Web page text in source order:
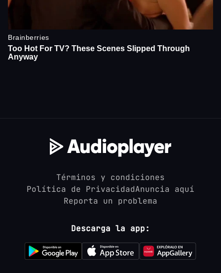
Términos y condiciones
Política de PrivacidadAnuncia aquí
Reporta un problema
Descarga la app: